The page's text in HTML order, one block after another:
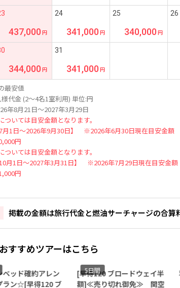
437,000
24
341,000
25
340,000
26
344,000
31
341,000
最安値
代金 (2～4名1室利用) 単位:円
年8月21日～2027年3月29日
ついては目安金額となります。
月1日～2026年9月30日】 ※2026年6月30日現在目安金額
円
ついては目安金額となります。
月1日～2027年3月31日】 ※2026年7月29日現在目安金額
円
掲載の金額は旅行代金と燃油サーチャージの合算
すすめツアーはこちら
ッド確約アレン
ン☆[早得120 ブ
[早得120 ブロードウェイ半
額]≪売り切れ御免≫ 関空
5日間